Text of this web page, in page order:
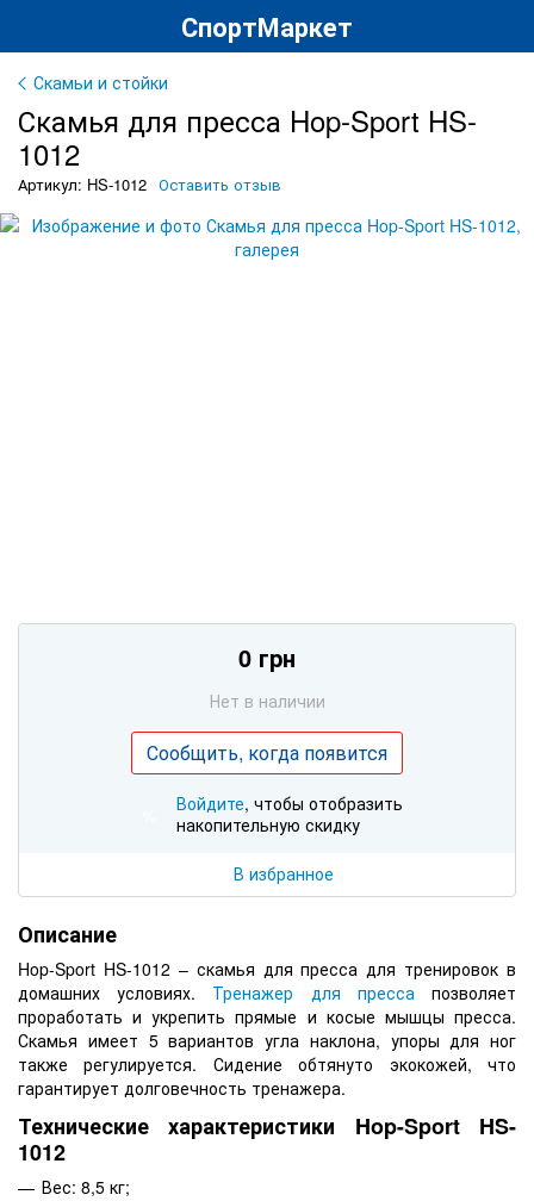
СпортМаркет
Скамьи и стойки
Скамья для пресса Hop-Sport HS-
1012
Артикул: HS-1012 Оставить отзыв
0 грн
Нет в наличии
Сообщить, когда появится
Войдите, чтобы отобразить
накопительную скидку
В избранное
Описание
Hop-Sport HS-1012 – скамья для пресса для тренировок в
домашних условиях. Тренажер для пресса позволяет
проработать и укрепить прямые и косые мышцы пресса.
Скамья имеет 5 вариантов угла наклона, упоры для ног
также регулируется. Сидение обтянуто экокожей, что
гарантирует долговечность тренажера.
Технические характеристики Hop-Sport HS-
1012
Вес: 8,5 кг;